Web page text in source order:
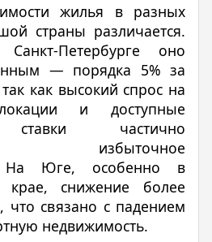
жилья в разных
страны различается.
Петербурге оно
— порядка 5% за
как высокий спрос на
и доступные
ставки частично
избыточное
На Юге, особенно в
крае, снижение более
связано с падением
недвижимость.